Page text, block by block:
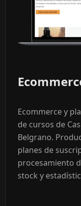
Ecommerce y
de cursos de
Belgrano.
planes de
procesamiento
stock y